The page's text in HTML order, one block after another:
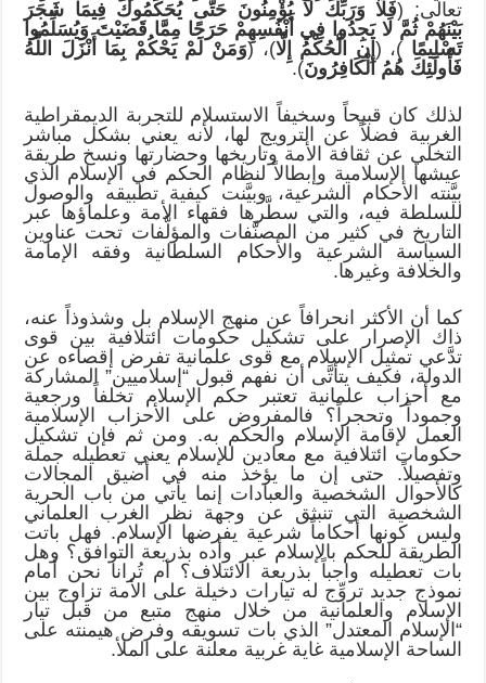
تعالى: (فَلَا وَرَبِّكَ لَا يُؤْمِنُونَ حَتَّى يُحَكِّمُوكَ فِيمَا شَجَرَ
بَيْنَهُمْ ثُمَّ لَا يَجِدُوا فِي أَنْفُسِهِمْ حَرَجًا مِمَّا قَضَيْتَ وَيُسَلِّمُوا
تَسْلِيمًا)، ( إِنِ الْحُكْمُ إِلَّا)، (وَمَنْ لَمْ يَحْكُمْ بِمَا أَنْزَلَ اللَّهُ
فَأُولَئِكَ هُمُ الْكَافِرُونَ).
لذلك كان قبيحاً وسخيفاً الاستسلام للتجربة الديمقراطية
الغربية فضلاً عن الترويج لها، لأنه يعني بشكل مباشر
التخلي عن ثقافة الأمة وتاريخها وحضارتها ونسخ طريقة
عيشها الإسلامية وإبطالاً لنظام الحكم في الإسلام الذي
بيَّنته الأحكام الشرعية، وبيَّنت كيفية تطبيقه والوصول
للسلطة فيه، والتي سطَّرها فقهاء الأمة وعلماؤها عبر
التاريخ في كثير من المصنَّفات والمؤلَّفات تحت عناوين
السياسة الشرعية والأحكام السلطانية وفقه الإمامة
والخلافة وغيرها.
كما أن الأكثر انحرافاً عن منهج الإسلام بل وشذوذاً عنه،
ذاك الإصرار على تشكيل حكومات ائتلافية بين قوى
تدَّعي تمثيل الإسلام مع قوى علمانية تفرض إقصاءه عن
الدولة، فكيف يتأتَّى أن نفهم قبول “إسلاميين” المشاركة
مع أحزاب علمانية تعتبر حكم الإسلام تخلفاً ورجعية
وجموداً وتحجراً؟ فالمفروض على الأحزاب الإسلامية
العمل لإقامة الإسلام والحكم به. ومن ثم فإن تشكيل
حكومات ائتلافية مع معادين للإسلام يعني تعطيله جملة
وتفصيلاً. حتى إن ما يؤخذ منه في أضيق المجالات
كالأحوال الشخصية والعبادات إنما يأتي من باب الحرية
الشخصية التي تنبثق عن وجهة نظر الغرب العلماني
وليس كونها أحكاماً شرعية يفرضها الإسلام. فهل باتت
الطريقة للحكم بالإسلام عبر وأده بذريعة التوافق؟ وهل
بات تعطيله واجباً بذريعة الائتلاف؟ أم تُرانا نحن أمام
نموذج جديد تروِّج له تيارات دخيلة على الأمة تزاوج بين
الإسلام والعلمانية من خلال منهج متبع من قبل تيار
“الإسلام المعتدل” الذي بات تسويقه وفرض هيمنته على
الساحة الإسلامية غاية غربية معلنة على الملأ.